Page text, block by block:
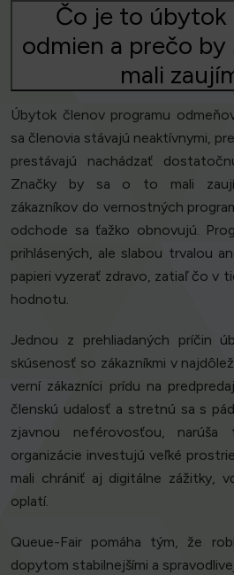
Čo je to úbytok
odmien a prečo by
mali
Úbytok členov programu
sa členovia stávajú neaktívnymi,
prestávajú nachádzať
Značky by sa o to mali
zákazníkov do vernostných
odchode sa ťažko obnovujú.
prihlásených, ale slabou trvalou
papieri vyzerať zdravo, zatiaľ čo v
hodnotu.
Jednou z prehliadaných príčin
skúsenosť so zákazníkmi v
verní zákazníci prídu na
členskú udalosť a stretnú sa s
zjavnou neférovosťou, narúša
organizácie investujú veľké
mali chrániť aj digitálne zážitky,
oplatí.
Queue-Fair pomáha tým, že
dopytom stabilnejšími a